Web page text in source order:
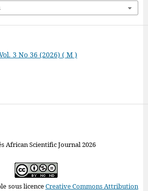
3 No 36 (2026) ( M )
African Scientific Journal 2026
sous licenceCreative Commons Attribution